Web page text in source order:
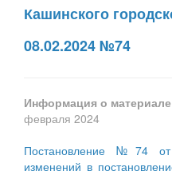
Кашинского
08.02.2024 №74
Информация о материале
февраля 2024
Постановление №74
изменений в